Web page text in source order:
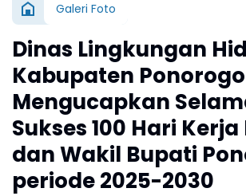
Galeri Foto
Dinas Lingkungan
Kabupaten Ponorogo
Mengucapkan
Sukses 100 Hari
dan Wakil Bupati
periode 2025-2030